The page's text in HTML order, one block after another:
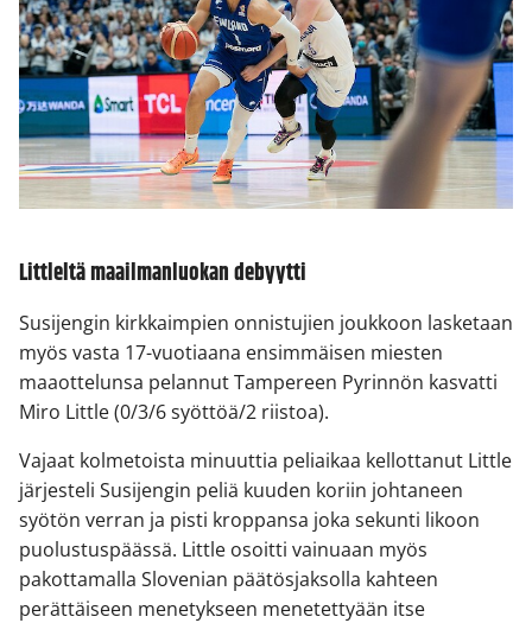
Littleltä maailmanluokan debyytti
Susijengin kirkkaimpien onnistujien joukkoon lasketaan
myös vasta 17-vuotiaana ensimmäisen miesten
maaottelunsa pelannut Tampereen Pyrinnön kasvatti
Miro Little (0/3/6 syöttöä/2 riistoa).
Vajaat kolmetoista minuuttia peliaikaa kellottanut Little
järjesteli Susijengin peliä kuuden koriin johtaneen
syötön verran ja pisti kroppansa joka sekunti likoon
puolustuspäässä. Little osoitti vainuaan myös
pakottamalla Slovenian päätösjaksolla kahteen
perättäiseen menetykseen menetettyään itse